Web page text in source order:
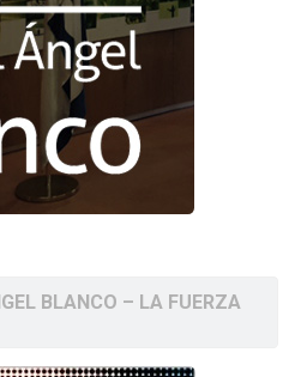
BLANCO – LA FUERZA